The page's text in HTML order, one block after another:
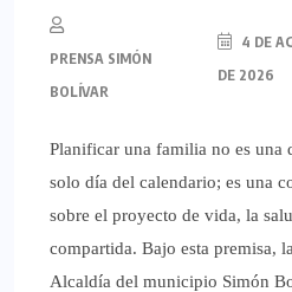
PRENSA SIMÓN
BOLÍVAR
4 DE
DE 2026
Planificar una familia no es una
solo día del calendario; es una
sobre el proyecto de vida, la
compartida. Bajo esta premisa,
Alcaldía del municipio Simón